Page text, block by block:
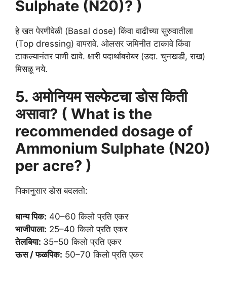
Sulphate (N20)? )
हे खत पेरणीवेळी (Basal dose) किंवा वाढीच्या सुरुवातीला
(Top dressing) वापरावे. ओलसर जमिनीत टाकावे किंवा
टाकल्यानंतर पाणी द्यावे. क्षारी पदार्थांबरोबर (उदा. चुनखडी, राख)
मिसळू नये.
5. अमोनियम सल्फेटचा डोस किती
असावा? ( What is the
recommended dosage of
Ammonium Sulphate (N20)
per acre? )
पिकानुसार डोस बदलतो:
धान्य पिक: 40–60 किलो प्रति एकर
भाजीपाला: 25–40 किलो प्रति एकर
तेलबिया: 35–50 किलो प्रति एकर
ऊस / फळपिक: 50–70 किलो प्रति एकर